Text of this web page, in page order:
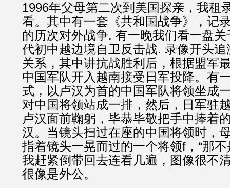
1996年父母第二次到美国探亲，我租
看。其中有一套《共和国战争》，记
的历次对外战争. 有一晚我们看一盘
代初中越边境自卫反击战. 录像开头
关系，其中讲抗战胜利后，根据盟军
中国军队开入越南接受日军投降。有
式，以卢汉为首的中国军队将领坐成
对中国将领站成一排，然后，日军驻
卢汉面前鞠躬，毕恭毕敬把手中捧着
汉。当镜头扫过在座的中国将领时，
指着镜头一晃而过的一个将领f，“那
我赶紧倒带回去连看几遍，图像很不
很像是外公。